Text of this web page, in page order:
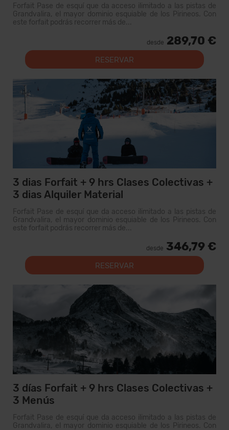
Forfait Pase de esquí que da acceso ilimitado a las pistas de
Grandvalira, el mayor dominio esquiable de los Pirineos. Con
este forfait podrás recorrer más de...
desde 289,70 €
RESERVAR
3 dias Forfait + 9 hrs Clases Colectivas +
3 dias Alquiler Material
Forfait Pase de esquí que da acceso ilimitado a las pistas de
Grandvalira, el mayor dominio esquiable de los Pirineos. Con
este forfait podrás recorrer más de...
desde 346,79 €
RESERVAR
3 días Forfait + 9 hrs Clases Colectivas +
3 Menús
Forfait Pase de esquí que da acceso ilimitado a las pistas de
Grandvalira, el mayor dominio esquiable de los Pirineos. Con